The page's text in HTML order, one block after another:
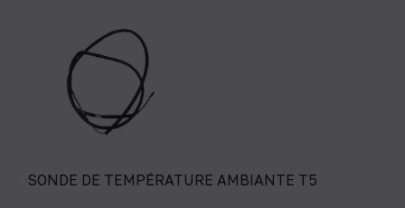
SONDE DE TEMPÉRATURE AMBIANTE T5